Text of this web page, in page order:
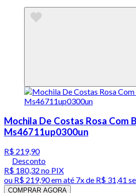
Mochila De Costas Rosa Com
Ms46711up0300un
R$ 219,90
Desconto
R$ 180,32 no PIX
ou R$ 219,90em até 7x de R$ 31,41
COMPRAR AGORA